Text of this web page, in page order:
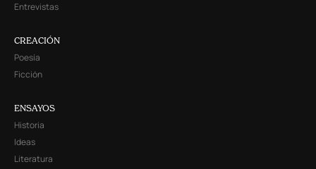
Entrevistas
CREACIÓN
Poesía
Ficción
ENSAYOS
Historia
Ideas
Literatura